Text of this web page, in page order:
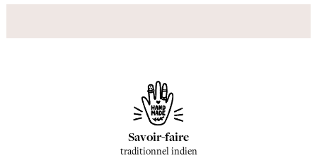
Savoir-faire
traditionnel indien